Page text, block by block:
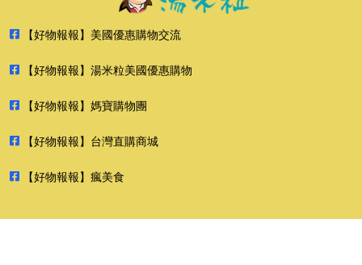
【好物報報】美國優惠購物交流
【好物報報】湯米粒美國優惠購物
【好物報報】媽寶購物團
【好物報報】台灣直購商城
【好物報報】瘋美食